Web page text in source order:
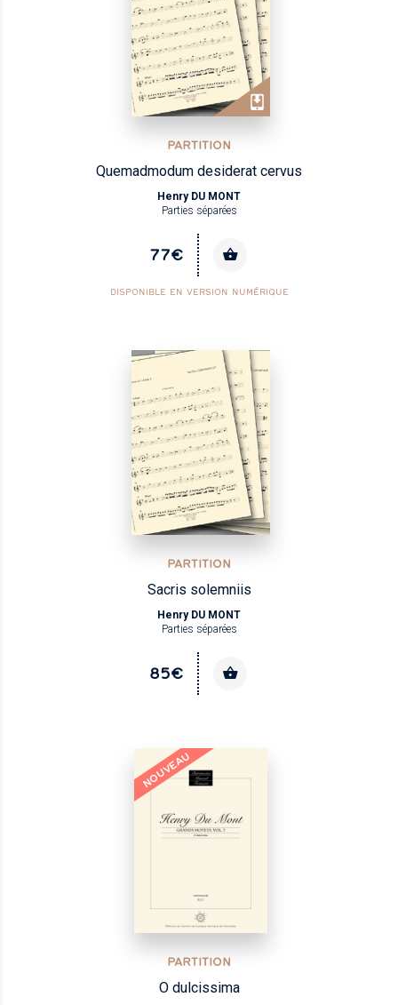
PARTITION
Quemadmodum desiderat cervus
Henry DU MONT
Parties séparées
77€
DISPONIBLE EN VERSION NUMÉRIQUE
PARTITION
Sacris solemniis
Henry DU MONT
Parties séparées
85€
NOUVEAU
PARTITION
O dulcissima